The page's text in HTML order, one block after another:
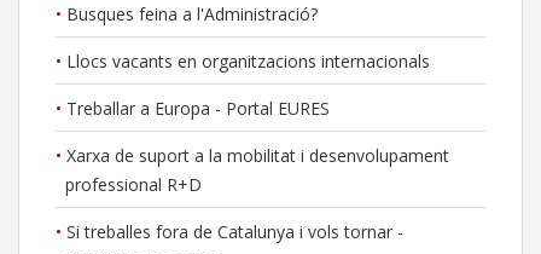
Busques feina a l'Administració?
Llocs vacants en organitzacions internacionals
Treballar a Europa - Portal EURES
Xarxa de suport a la mobilitat i desenvolupament
professional R+D
Si treballes fora de Catalunya i vols tornar -